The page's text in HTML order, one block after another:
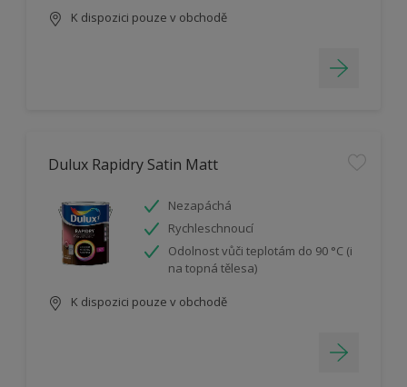
K dispozici pouze v obchodě
Dulux Rapidry Satin Matt
Nezapáchá
Rychleschnoucí
Odolnost vůči teplotám do 90 °C (i
na topná tělesa)
K dispozici pouze v obchodě